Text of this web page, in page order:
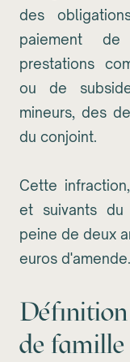
des
paiement de
prestations
ou de
mineurs, des
du conjoint.
Cette
et suivants
peine de deux
euros d'amende.
de famille